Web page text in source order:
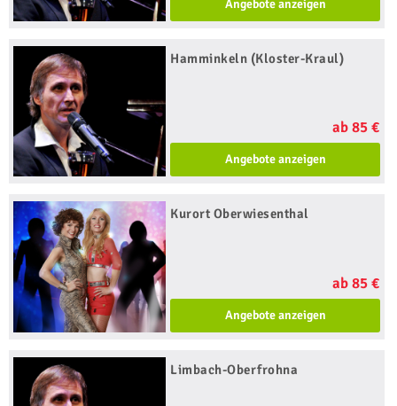
Angebote anzeigen
Hamminkeln (Kloster-Kraul)
ab 85 €
Angebote anzeigen
Kurort Oberwiesenthal
ab 85 €
Angebote anzeigen
Limbach-Oberfrohna